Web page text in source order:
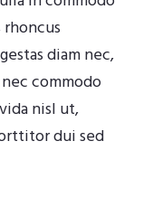
diam nec,
commodo
nisl ut,
dui sed